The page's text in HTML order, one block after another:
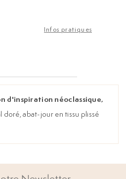
Infos pratiques
d'inspiration néoclassique,
doré, abat-jour en tissu plissé